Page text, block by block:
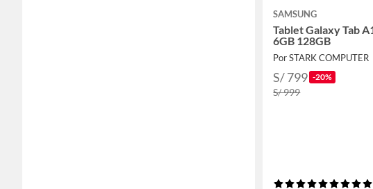
SAMSUNG
Tablet Galaxy Tab
6GB 128GB
Por STARK COMPUTER
S/ 799 -20%
S/ 999